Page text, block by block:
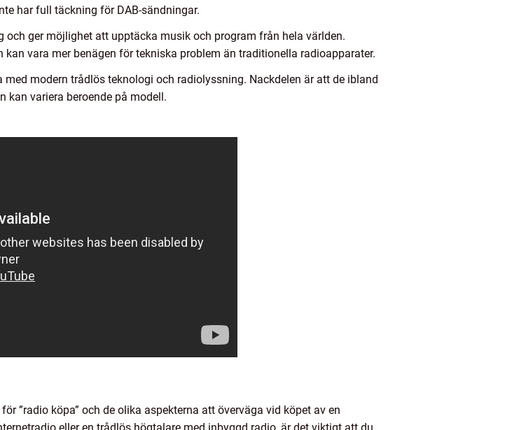
har full täckning för DAB-sändningar.
ger möjlighet att upptäcka musik och program från hela världen.
vara mer benägen för tekniska problem än traditionella radioapparater.
modern trådlös teknologi och radiolyssning. Nackdelen är att de ibland
kan variera beroende på modell.
”radio köpa” och de olika aspekterna att överväga vid köpet av en